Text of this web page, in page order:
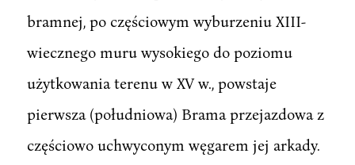
bramnej, po częściowym wyburzeniu XIII-
wiecznego muru wysokiego do poziomu
użytkowania terenu w XV w., powstaje
pierwsza (południowa) Brama przejazdowa z
częściowo uchwyconym węgarem jej arkady.